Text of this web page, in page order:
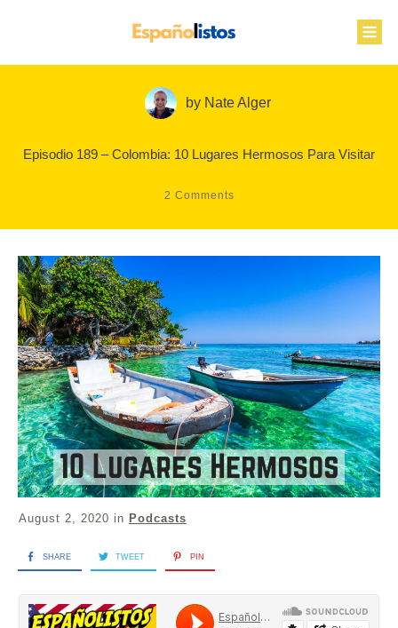
by Nate Alger
Episodio 189 – Colombia: 10 Lugares Hermosos Para Visitar
2 Comments
August 2, 2020 in Podcasts
SHARE TWEET PIN